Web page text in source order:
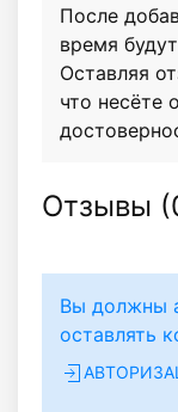
После
время
Оставляя
что несёте
Отзывы (
Вы должны
оставлять